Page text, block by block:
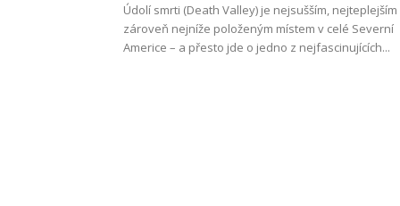
práce,
Údolí smrti (Death Valley) je nejsušším, nejteplejším
zároveň nejníže položeným místem v celé Severní
Americe – a přesto jde o jedno z nejfascinujících...